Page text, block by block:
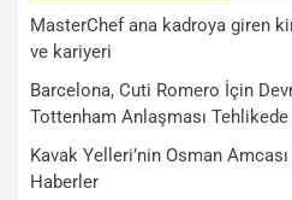
MasterChef ana kadroya giren
ve kariyeri
Barcelona, Cuti Romero İçin
Tottenham Anlaşması
Kavak Yelleri’nin Osman
Haberler